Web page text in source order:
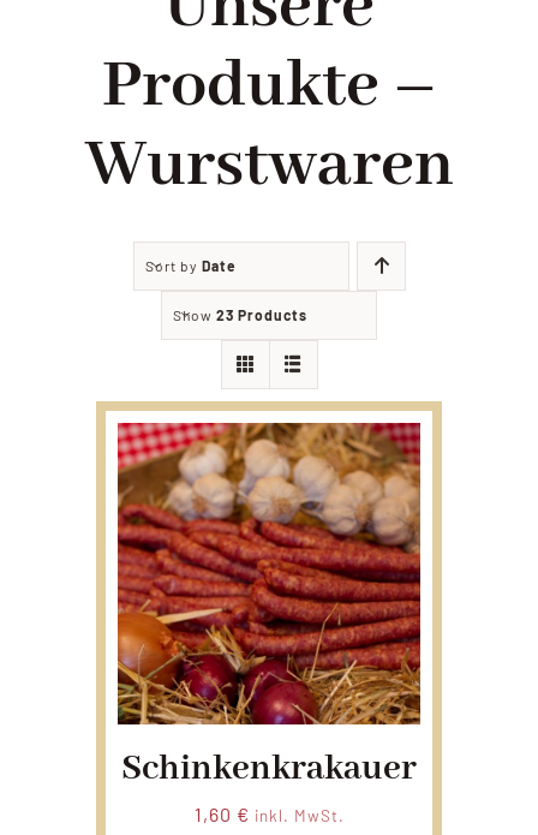
Produkte –
Wurstwaren
Sort by Date
Show 23 Products
Schinkenkrakauer
1,60 € inkl. MwSt.